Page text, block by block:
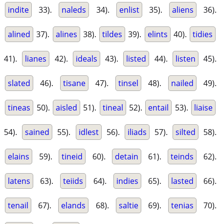
indite 33). naleds 34). enlist 35). aliens 36).
alined 37). alines 38). tildes 39). elints 40). tidies
41). lianes 42). ideals 43). listed 44). listen 45).
slated 46). tisane 47). tinsel 48). nailed 49).
tineas 50). aisled 51). tineal 52). entail 53). liaise
54). sained 55). idlest 56). iliads 57). silted 58).
elains 59). tineid 60). detain 61). teinds 62).
latens 63). teiids 64). indies 65). lasted 66).
tenail 67). elands 68). saltie 69). tenias 70).